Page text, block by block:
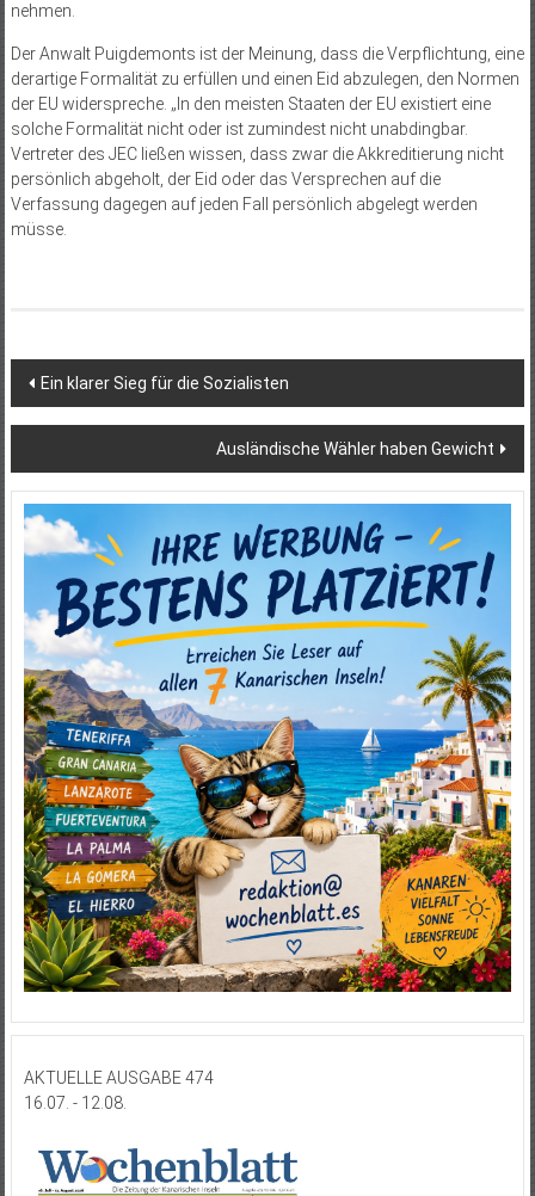
nehmen.
Der Anwalt Puigdemonts ist der Meinung, dass die Verpflichtung, eine
derartige Formalität zu erfüllen und einen Eid abzulegen, den Normen
der EU widerspreche. „In den meisten Staaten der EU existiert eine
solche Formalität nicht oder ist zumindest nicht unabdingbar.
Vertreter des JEC ließen wissen, dass zwar die Akkreditierung nicht
persönlich abgeholt, der Eid oder das Versprechen auf die
Verfassung dagegen auf jeden Fall persönlich abgelegt werden
müsse.
Beitragsnavigation
Ein klarer Sieg für die Sozialisten
Ausländische Wähler haben Gewicht
AKTUELLE AUSGABE 474
16.07. - 12.08.